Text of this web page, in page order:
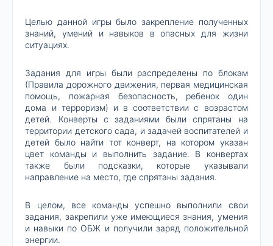
Целью данной игры было закрепление полученных
знаний, умений и навыков в опасных для жизни
ситуациях.
Задания для игры были распределены по блокам
(Правила дорожного движения, первая медицинская
помощь, пожарная безопасность, ребенок один
дома и терроризм) и в соответствии с возрастом
детей. Конверты с заданиями были спрятаны на
территории детского сада, и задачей воспитателей и
детей было найти тот конверт, на котором указан
цвет команды и выполнить задание. В конвертах
также были подсказки, которые указывали
направление на место, где спрятаны задания.
В целом, все команды успешно выполнили свои
задания, закрепили уже имеющиеся знания, умения
и навыки по ОБЖ и получили заряд положительной
энергии.